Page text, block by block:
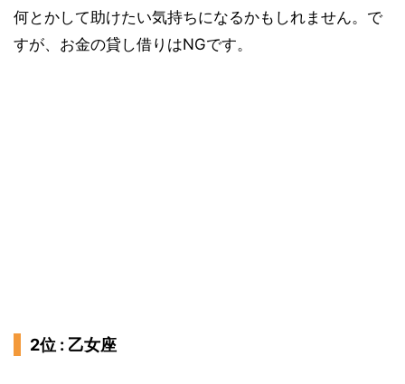
何とかして助けたい気持ちになるかもしれません。で
すが、お金の貸し借りはNGです。
2位 : 乙女座